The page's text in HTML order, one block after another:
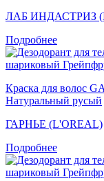
ЛАБ ИНДАСТРИЗ
Подробнее
Краска для волос
Натуральный русый
ГАРНЬЕ (L'OREAL)
Подробнее